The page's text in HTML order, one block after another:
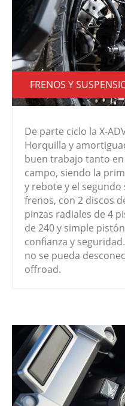
FRENOS Y
De parte ciclo la X-
Horquilla y
buen trabajo tanto
campo, siendo la
y rebote y el segundo
frenos, con 2 discos
pinzas radiales de 4
de 240 y simple
confianza y
no se pueda
offroad.